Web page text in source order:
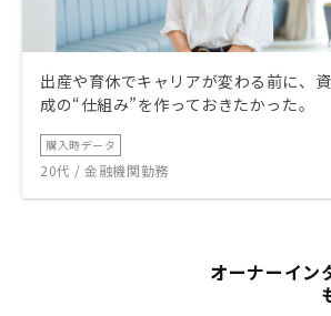
出産や育休でキャリアが変わる前に、
成の“仕組み”を作っておきたかった。
購入時データ
20代 / 金融機関勤務
オーナーイン